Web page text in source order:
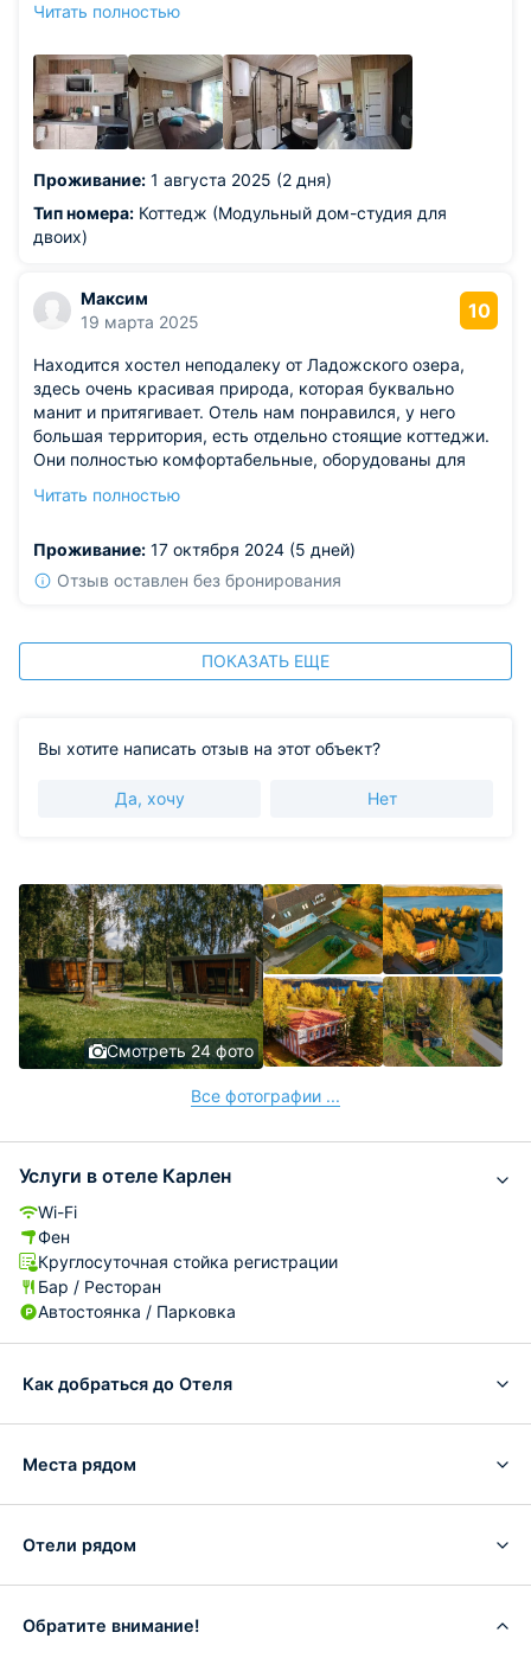
две дороги с одной и с другой стороны домика немного
Читать полностью
Проживание: 1 августа 2025 (2 дня)
Тип номера: Коттедж (Модульный дом-студия для
двоих)
Максим
19 марта 2025
10
Находится хостел неподалеку от Ладожского озера,
здесь очень красивая природа, которая буквально
манит и притягивает. Отель нам понравился, у него
большая территория, есть отдельно стоящие коттеджи.
Они полностью комфортабельные, оборудованы для
необходимая утварь для приготовления еды. Нам
Читать полностью
Проживание: 17 октября 2024 (5 дней)
Отзыв оставлен без бронирования
ПОКАЗАТЬ ЕЩЕ
Вы хотите написать отзыв на этот объект?
Да, хочу Нет
Смотреть 24 фото
Все фотографии ...
Услуги в отеле Карлен
Wi-Fi
Фен
Круглосуточная стойка регистрации
Бар / Ресторан
Автостоянка / Парковка
Как добраться до Отеля
Места рядом
Отели рядом
Обратите внимание!